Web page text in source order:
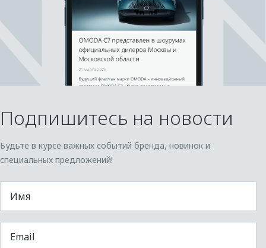
Подпишитесь на новости
Будьте в курсе важных событий бренда, новинок и
специальных предложений!